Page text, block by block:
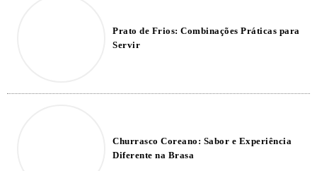
Prato de Frios: Combinações Práticas para
Servir
Churrasco Coreano: Sabor e Experiência
Diferente na Brasa